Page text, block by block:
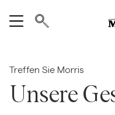
Laden
Treffen Sie Morris
Unsere